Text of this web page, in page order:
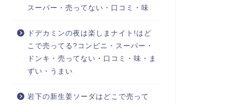
スーパー・売ってない・口コミ・味
ドデカミンの夜は楽しまナイト!はど
こで売ってる?コンビニ・スーパー・
ドンキ・売ってない・口コミ・味・ま
ずい・うまい
岩下の新生姜ソーダはどこで売って